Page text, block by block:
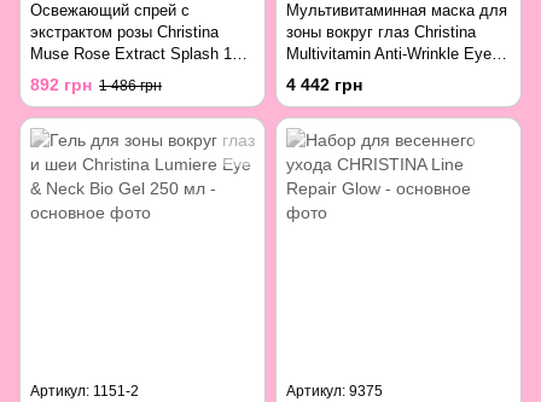
Освежающий спрей с
экстрактом розы Christina
Muse Rose Extract Splash 150
мл
892 грн 1 486 грн
Мультивитаминная маска для
зоны вокруг глаз Christina
Multivitamin Anti-Wrinkle Eye
Mask 250 мл
4 442 грн
Артикул: 1151-2 Артикул: 9375